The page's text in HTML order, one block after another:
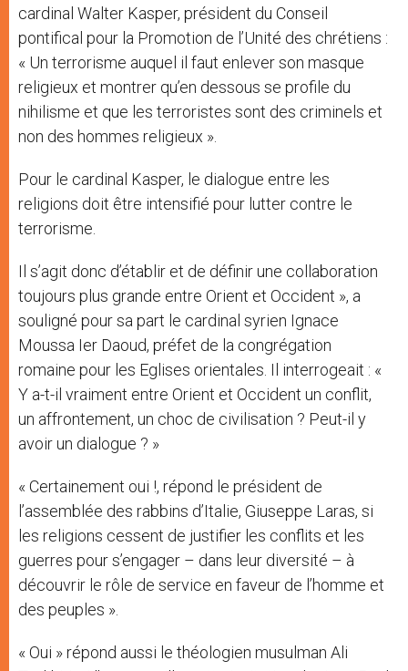
cardinal Walter Kasper, président du Conseil
pontifical pour la Promotion de l’Unité des chrétiens :
« Un terrorisme auquel il faut enlever son masque
religieux et montrer qu’en dessous se profile du
nihilisme et que les terroristes sont des criminels et
non des hommes religieux ».
Pour le cardinal Kasper, le dialogue entre les
religions doit être intensifié pour lutter contre le
terrorisme.
Il s’agit donc d’établir et de définir une collaboration
toujours plus grande entre Orient et Occident », a
souligné pour sa part le cardinal syrien Ignace
Moussa Ier Daoud, préfet de la congrégation
romaine pour les Eglises orientales. Il interrogeait : «
Y a-t-il vraiment entre Orient et Occident un conflit,
un affrontement, un choc de civilisation ? Peut-il y
avoir un dialogue ? »
« Certainement oui !, répond le président de
l’assemblée des rabbins d’Italie, Giuseppe Laras, si
les religions cessent de justifier les conflits et les
guerres pour s’engager – dans leur diversité – à
découvrir le rôle de service en faveur de l’homme et
des peuples ».
« Oui » répond aussi le théologien musulman Ali